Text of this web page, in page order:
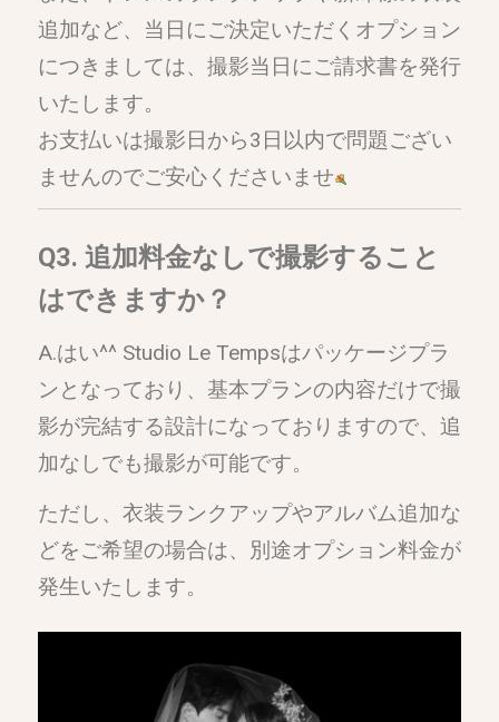
追加など、当日にご決定いただくオプション
につきましては、撮影当日にご請求書を発行
いたします。
お支払いは撮影日から3日以内で問題ござい
ませんのでご安心くださいませ
Q3. 追加料金なしで撮影すること
はできますか？
A.はい^^ Studio Le Tempsはパッケージプラ
ンとなっており、基本プランの内容だけで撮
影が完結する設計になっておりますので、追
加なしでも撮影が可能です。
ただし、衣装ランクアップやアルバム追加な
どをご希望の場合は、別途オプション料金が
発生いたします。